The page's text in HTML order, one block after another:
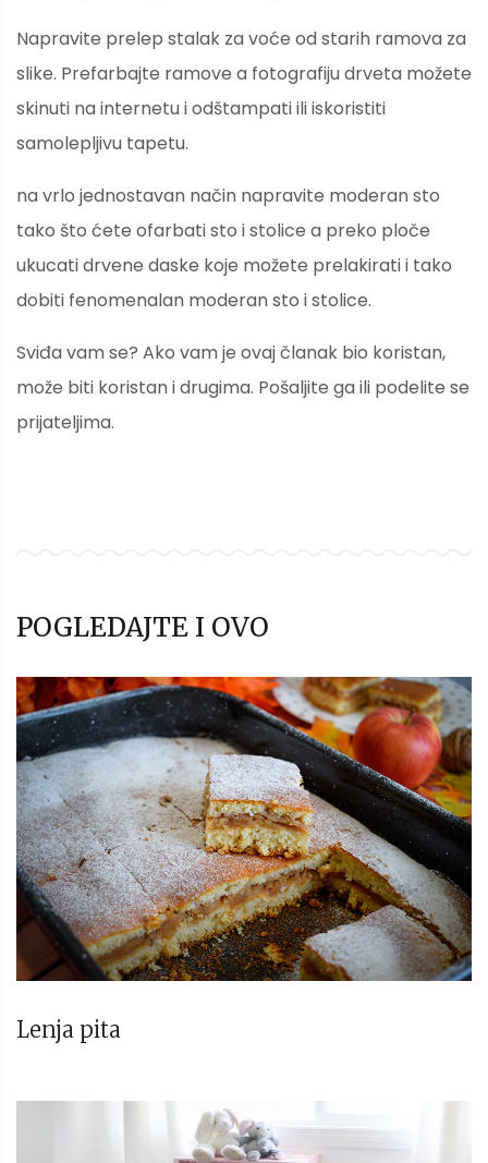
Napravite prelep stalak za voće od starih ramova za
slike. Prefarbajte ramove a fotografiju drveta možete
skinuti na internetu i odštampati ili iskoristiti
samolepljivu tapetu.
na vrlo jednostavan način napravite moderan sto
tako što ćete ofarbati sto i stolice a preko ploče
ukucati drvene daske koje možete prelakirati i tako
dobiti fenomenalan moderan sto i stolice.
Sviđa vam se? Ako vam je ovaj članak bio koristan,
može biti koristan i drugima. Pošaljite ga ili podelite se
prijateljima.
POGLEDAJTE I OVO
Lenja pita